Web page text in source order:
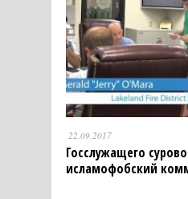
22.09.2017
Госслужащего
исламофобский